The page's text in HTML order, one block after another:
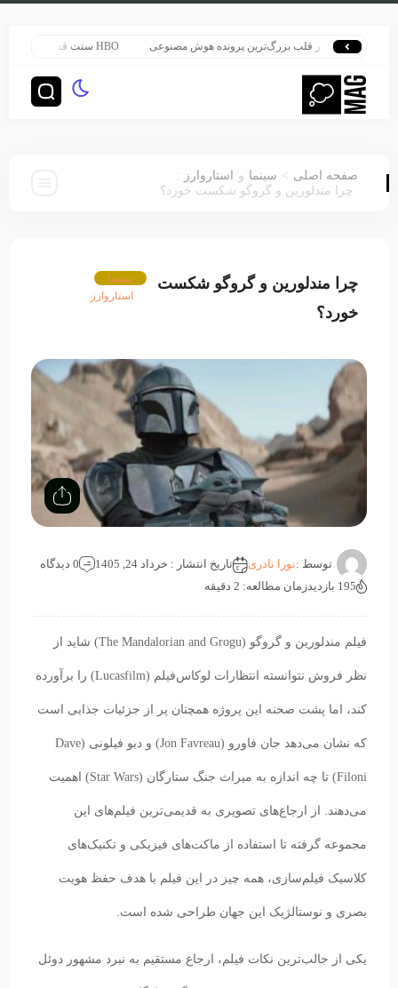
هری پاتر در قلب بزرگ‌ترین پرونده هوش مصنوعی
صفحه اصلی > سینما و استاروارز
:
چرا مندلورین و گروگو شکست خورد؟
چرا مندلورین و گروگو شکست
خورد؟
سینما
استاروارز
توسط :نورا نادری تاریخ انتشار : خرداد 24, 1405
0 دیدگاه
195 بازدید
زمان مطالعه: 2 دقیقه
فیلم مندلورین و گروگو (The Mandalorian and Grogu) شاید از
نظر فروش نتوانسته انتظارات لوکاس‌فیلم (Lucasfilm) را برآورده
کند، اما پشت صحنه این پروژه همچنان پر از جزئیات جذابی است
که نشان می‌دهد جان فاورو (Jon Favreau) و دیو فیلونی (Dave
Filoni) تا چه اندازه به میراث جنگ ستارگان (Star Wars) اهمیت
می‌دهند. از ارجاع‌های تصویری به قدیمی‌ترین فیلم‌های این
مجموعه گرفته تا استفاده از ماکت‌های فیزیکی و تکنیک‌های
کلاسیک فیلم‌سازی، همه چیز در این فیلم با هدف حفظ هویت
بصری و نوستالژیک این جهان طراحی شده است.
یکی از جالب‌ترین نکات فیلم، ارجاع مستقیم به نبرد مشهور دوئل